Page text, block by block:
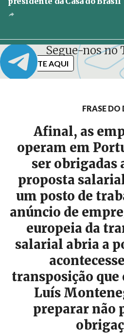
Segue-nos no
TE AQUI
FRASE DO
Afinal, as
operam em
ser obrigadas
proposta
um posto de
anúncio de
europeia da
salarial abria a
transposição que
Luís
preparar não